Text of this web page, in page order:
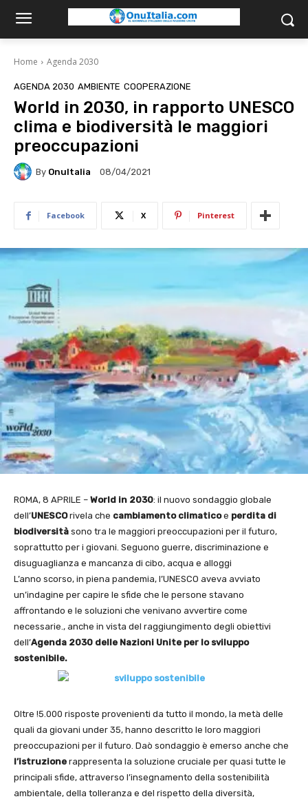
Home Agenda 2030
AGENDA 2030 AMBIENTE COOPERAZIONE
World in 2030, in rapporto UNESCO
clima e biodiversità le maggiori
preoccupazioni
By OnuItalia 08/04/2021
Facebook X Pinterest
ROMA, 8 APRILE – World in 2030: il nuovo sondaggio globale
dell’UNESCOrivela che cambiamento climaticoe perdita di
biodiversità sono tra le maggiori preoccupazioni per il futuro,
soprattutto per i giovani. Seguono guerre, discriminazione e
disuguaglianza e mancanza di cibo, acqua e alloggi
L’anno scorso, in piena pandemia, l’UNESCO aveva avviato
un’indagine per capire le sfide che le persone stavano
affrontando e le soluzioni che venivano avvertire come
necessarie., anche in vista del raggiungimento degli obiettivi
dell’Agenda 2030 delle Nazioni Unite per lo sviluppo
sostenibile.
Oltre !5.000 risposte provenienti da tutto il mondo, la metà delle
quali da giovani under 35, hanno descritto le loro maggiori
preoccupazioni per il futuro. Daò sondaggio è emerso anche che
l’istruzione rappresenta la soluzione cruciale per quasi tutte le
principali sfide, attraverso l’insegnamento della sostenibilità
ambientale, della tolleranza e del rispetto della diversità,